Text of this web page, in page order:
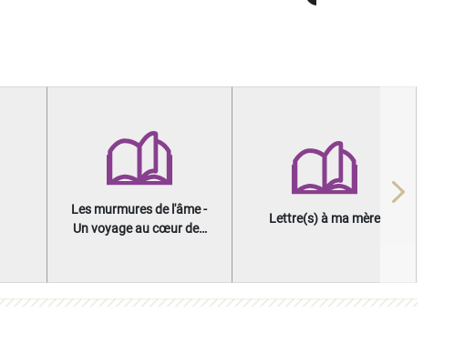
Les murmures de l'âme -
Un voyage au cœur des
Lettre(s) à ma mère
Next